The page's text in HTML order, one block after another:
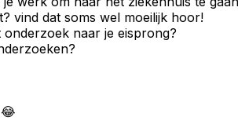
vind dat soms wel moeilijk hoor!
naar je eisprong?